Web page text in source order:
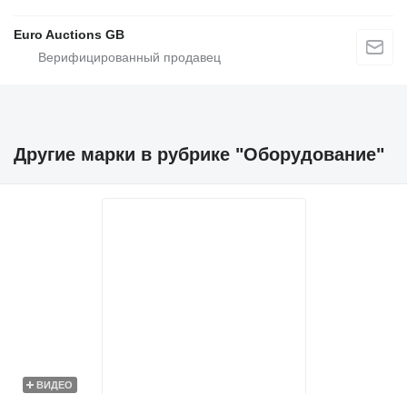
Euro Auctions GB
Другие марки в рубрике "Оборудование"
ВИДЕО